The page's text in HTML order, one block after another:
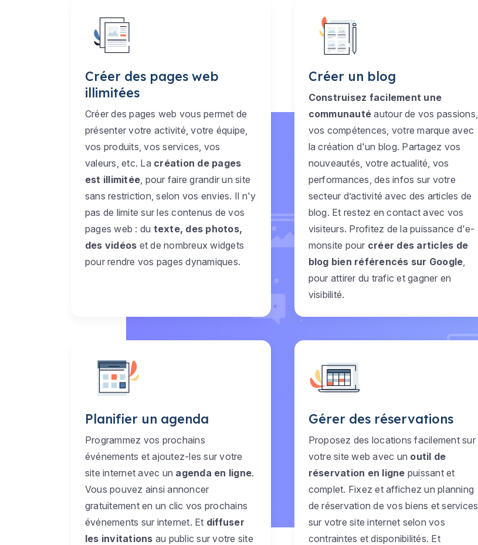
Créer des pages web
illimitées
Créer des pages web vous permet de
présenter votre activité, votre équipe,
vos produits, vos services, vos
valeurs, etc. La création de pages
est illimitée , pour faire grandir un site
sans restriction, selon vos envies. Il n'y
pas de limite sur les contenus de vos
pages web : du texte, des photos,
des vidéos et de nombreux widgets
pour rendre vos pages dynamiques.
Créer un blog
Construisez facilement une
communauté autour de vos passions,
vos compétences, votre marque avec
la création d'un blog. Partagez vos
nouveautés, votre actualité, vos
performances, des infos sur votre
secteur d’activité avec des articles de
blog. Et restez en contact avec vos
visiteurs. Profitez de la puissance d'e-
monsite pour créer des articles de
blog bien référencés sur Google
pour attirer du trafic et gagner en
visibilité.
Planifier un agenda
Programmez vos prochains
événements et ajoutez-les sur votre
site internet avec un agenda en ligne.
Vous pouvez ainsi annoncer
gratuitement en un clic vos prochains
événements sur internet. Et diffuser
les invitations au public sur votre site
Gérer des réservations
Proposez des locations facilement sur
votre site web avec un outil de
réservation en ligne puissant et
complet. Fixez et affichez un planning
de réservation de vos biens et services
sur votre site internet selon vos
contraintes et disponibilités. Et